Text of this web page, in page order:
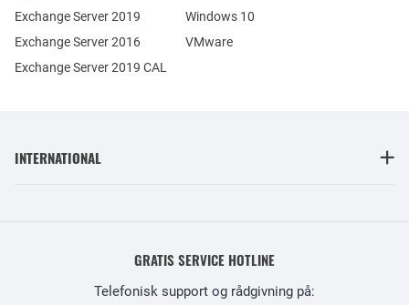
Exchange Server 2019
Exchange Server 2016
Exchange Server 2019 CAL
Windows 10
VMware
INTERNATIONAL
GRATIS SERVICE HOTLINE
Telefonisk support og rådgivning på: